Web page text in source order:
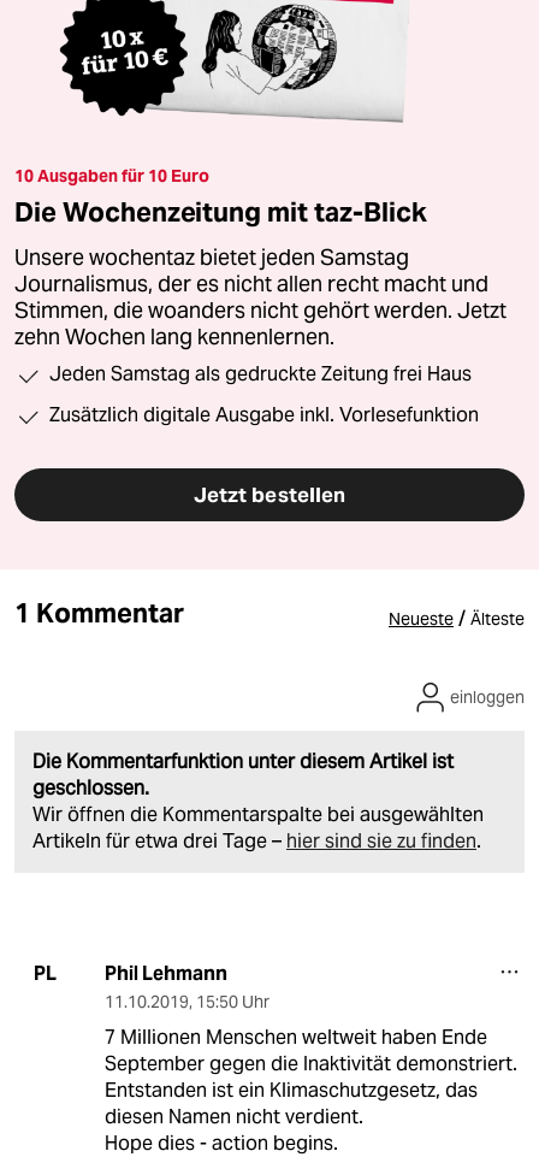
10 Ausgaben für 10 Euro
Die Wochenzeitung mit taz-Blick
Unsere wochentaz bietet jeden Samstag
Journalismus, der es nicht allen recht macht und
Stimmen, die woanders nicht gehört werden. Jetzt
zehn Wochen lang kennenlernen.
Jeden Samstag als gedruckte Zeitung frei Haus
Zusätzlich digitale Ausgabe inkl. Vorlesefunktion
Jetzt bestellen
1 Kommentar Neueste / Älteste
Die Kommentarfunktion unter diesem Artikel ist
geschlossen.
Wir öffnen die Kommentarspalte bei ausgewählten
Artikeln für etwa drei Tage – hier sind sie zu finden.
einloggen
PL Phil Lehmann
11.10.2019, 15:50 Uhr
7 Millionen Menschen weltweit haben Ende
September gegen die Inaktivität demonstriert.
Entstanden ist ein Klimaschutzgesetz, das
diesen Namen nicht verdient.
Hope dies - action begins.